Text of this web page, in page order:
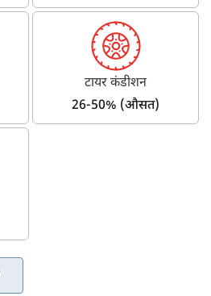
टायर कंडीशन
26-50% (औसत)